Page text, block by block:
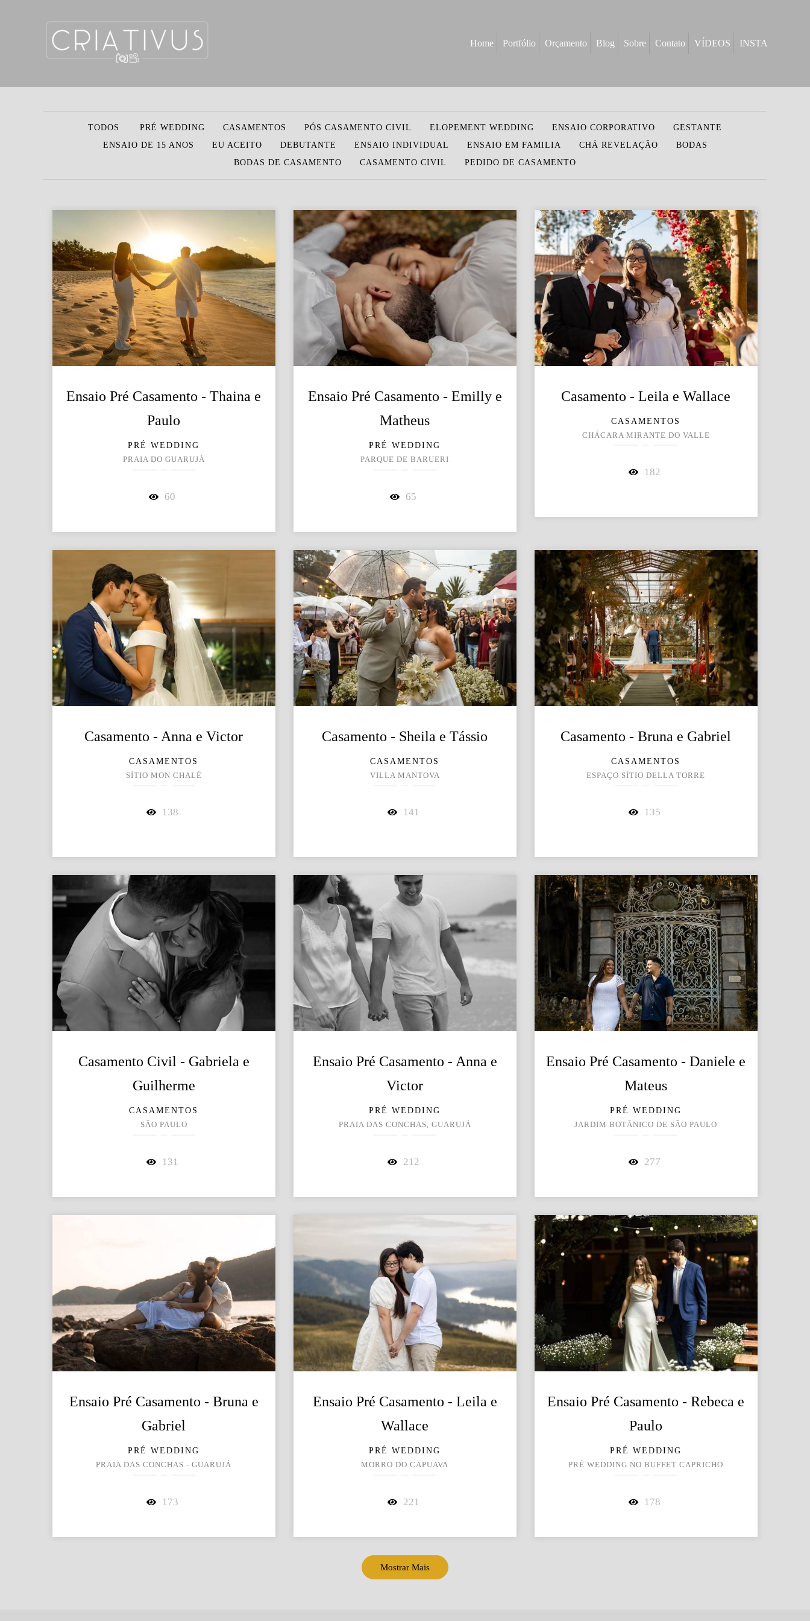
Home Portfólio Orçamento Blog Sobre Contato VÍDEOS INSTA
TODOS PRÉ WEDDING CASAMENTOS PÓS CASAMENTO CIVIL ELOPEMENT WEDDING ENSAIO CORPORATIVO
GESTANTE
ENSAIO DE 15 ANOS
EU ACEITO DEBUTANTE ENSAIO INDIVIDUAL ENSAIO EM FAMILIA CHÁ REVELAÇÃO
BODAS
BODAS DE CASAMENTO
CASAMENTO CIVIL PEDIDO DE CASAMENTO
Ensaio Pré Casamento - Thaina e
Paulo
PRÉ WEDDING
PRAIA DO GUARUJÁ
60
Ensaio Pré Casamento - Emilly e
Matheus
PRÉ WEDDING
PARQUE DE BARUERI
65
Casamento - Leila e Wallace
CASAMENTOS
CHÁCARA MIRANTE DO VALLE
182
Casamento - Anna e Victor
CASAMENTOS
SÍTIO MON CHALÉ
138
Casamento - Sheila e Tássio
CASAMENTOS
VILLA MANTOVA
141
Casamento - Bruna e Gabriel
CASAMENTOS
ESPAÇO SÍTIO DELLA TORRE
135
Casamento Civil - Gabriela e
Guilherme
CASAMENTOS
SÃO PAULO
131
Ensaio Pré Casamento - Anna e
Victor
PRÉ WEDDING
PRAIA DAS CONCHAS, GUARUJÁ
212
Ensaio Pré Casamento - Daniele e
Mateus
PRÉ WEDDING
JARDIM BOTÂNICO DE SÃO PAULO
277
Ensaio Pré Casamento - Bruna e
Gabriel
PRÉ WEDDING
PRAIA DAS CONCHAS - GUARUJÁ
173
Ensaio Pré Casamento - Leila e
Wallace
PRÉ WEDDING
MORRO DO CAPUAVA
221
Ensaio Pré Casamento - Rebeca e
Paulo
PRÉ WEDDING
PRÉ WEDDING NO BUFFET CAPRICHO
178
Mostrar Mais